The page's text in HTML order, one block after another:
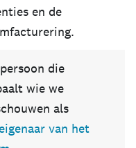
en de
die
wie we
als
eigenaar van het